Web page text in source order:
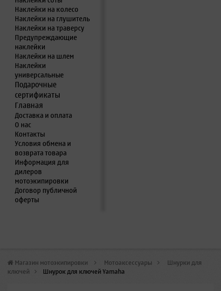
Наклейки на колесо
Наклейки на глушитель
Наклейки на траверсу
Предупреждающие
наклейки
Наклейки на шлем
Наклейки
универсальные
Подарочные
сертификаты
Главная
Доставка и оплата
О нас
Контакты
Условия обмена и
возврата товара
Информация для
дилеров
мотоэкипировки
Договор публичной
оферты
Магазин мотоэкипировки > Мотоаксессуары > Шнурки для
ключей > Шнурок для ключей Yamaha